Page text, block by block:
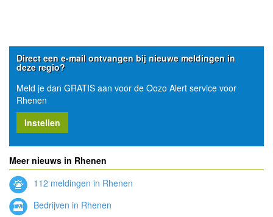
Direct een e-mail ontvangen bij nieuwe meldingen in
deze regio?
Meld je dan GRATIS aan voor de Oozo Alert service voor
Rhenen
Instellen
Meer nieuws in Rhenen
112 meldingen in Rhenen
Bedrijven in Rhenen